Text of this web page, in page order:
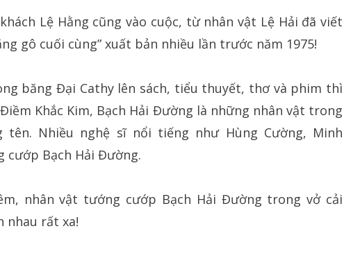
Lệ Hằng cũng vào cuộc, từ nhân vật Lệ Hải đã viết
gô cuối cùng” xuất bản nhiều lần trước năm 1975!
băng Đại Cathy lên sách, tiểu thuyết, thơ và phim thì
Khắc Kim, Bạch Hải Đường là những nhân vật trong
tên. Nhiều nghệ sĩ nổi tiếng như Hùng Cường, Minh
cướp Bạch Hải Đường.
nhân vật tướng cướp Bạch Hải Đường trong vở cải
nhau rất xa!